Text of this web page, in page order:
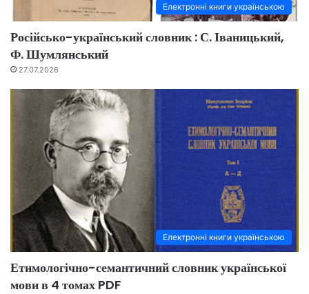
Електронні книги українською
Російсько-український словник : С. Іваницький,
Ф. Шумлянський
27.07.2026
Електронні книги українською
Етимологічно-семантичний словник української
мови в 4 томах PDF